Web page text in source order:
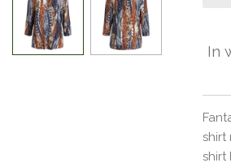
In
shirt
shirt